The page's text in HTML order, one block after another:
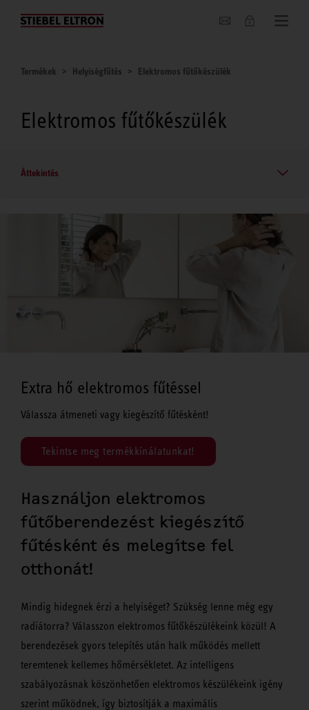
Hírek
Termékek Helyiségfűtés Elektromos fűtőkészülék
Elektromos fűtőkészülék
Áttekintés
Extra hő elektromos fűtéssel
Válassza átmeneti vagy kiegészítő fűtésként!
Tekintse meg termékkínálatunkat!
Használjon elektromos
fűtőberendezést kiegészítő
fűtésként és melegítse fel
otthonát!
Mindig hidegnek érzi a helyiséget? Szükség lenne még egy
radiátorra? Válasszon elektromos fűtőkészülékeink közül! A
berendezések gyors telepítés után halk működés mellett
teremtenek kellemes hőmérsékletet. Az intelligens
szabályozásnak köszönhetően elektromos készülékeink igény
szerint működnek, így biztosítják a maximális